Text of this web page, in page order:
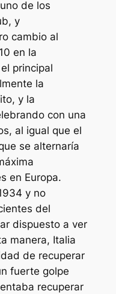
de los
y
cambio al
en la
principal
la
y la
con una
al igual que el
se alternaría
en Europa.
y no
del
dispuesto a ver
manera, Italia
de recuperar
fuerte golpe
recuperar